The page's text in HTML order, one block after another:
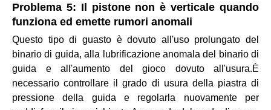
Problema 5: Il pistone non è verticale quando
funziona ed emette rumori anomali
Questo tipo di guasto è dovuto all'uso prolungato del
binario di guida, alla lubrificazione anomala del binario di
guida e all'aumento del gioco dovuto all'usura.È
necessario controllare il grado di usura della piastra di
pressione della guida e regolarla nuovamente per